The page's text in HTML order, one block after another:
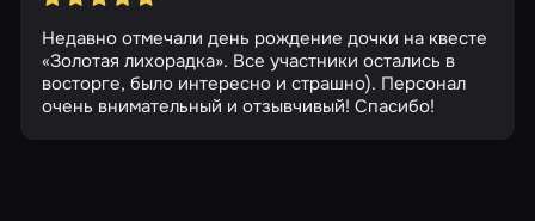
Недавно отмечали день рождение дочки на квесте
«Золотая лихорадка». Все участники остались в
восторге, было интересно и страшно). Персонал
очень внимательный и отзывчивый! Спасибо!